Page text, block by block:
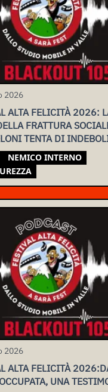
2026
ALTA FELICITÀ 2026:
FRATTURA
TENTA DI
NEMICO INTERNO
2026
ALTA FELICITÀ
UNA